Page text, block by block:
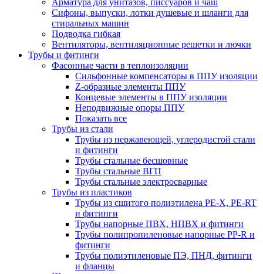
Арматура для унитазов, писсуаров и чаш
Сифоны, выпуски, лотки душевые и шланги для
стиральных машин
Подводка гибкая
Вентиляторы, вентиляционные решетки и лючки
Трубы и фитинги
Фасонные части в теплоизоляции
Cильфонные компенсаторы в ППУ изоляции
Z-образные элементы ППУ
Концевые элементы в ППУ изоляции
Неподвижные опоры ППУ
Показать все
Трубы из стали
Трубы из нержавеющей, углеродистой стали
и фитинги
Трубы стальные бесшовные
Трубы стальные ВГП
Трубы стальные электросварные
Трубы из пластиков
Трубы из сшитого полиэтилена PE-X, PE-RT
и фитинги
Трубы напорные ПВХ, НПВХ и фитинги
Трубы полипропиленовые напорные PP-R и
фитинги
Трубы полиэтиленовые ПЭ, ПНД, фитинги
и фланцы